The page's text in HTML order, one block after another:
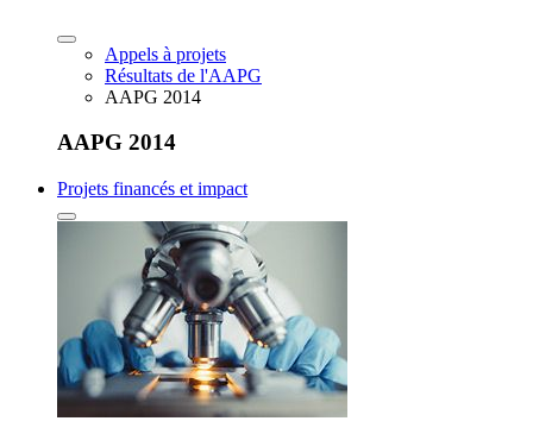
Appels à projets
Résultats de l'AAPG
AAPG 2014
AAPG 2014
Projets financés et impact